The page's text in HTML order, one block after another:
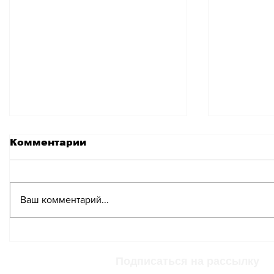
Комментарии
Ваш комментарий...